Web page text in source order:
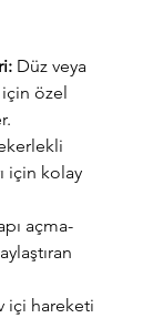
Düz veya
için özel
için kolay
açma-
içi hareketi